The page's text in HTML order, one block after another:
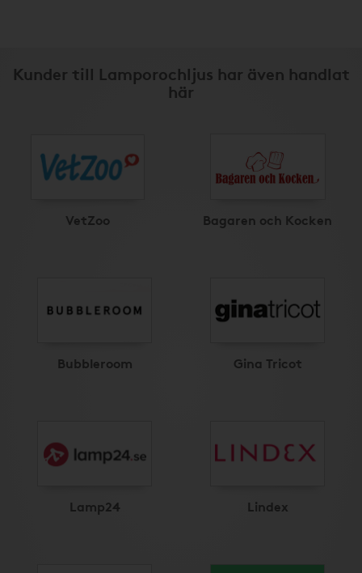
Kunder till Lamporochljus har även handlat
här
VetZoo Bagaren och Kocken
Bubbleroom Gina Tricot
Lamp24 Lindex